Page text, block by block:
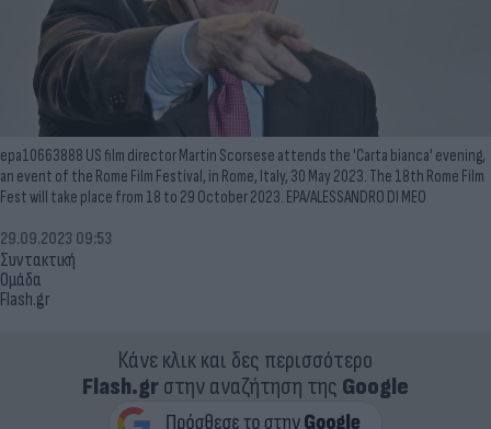
epa10663888 US film director Martin Scorsese attends the 'Carta bianca' evening,
an event of the Rome Film Festival, in Rome, Italy, 30 May 2023. The 18th Rome Film
Fest will take place from 18 to 29 October 2023. EPA/ALESSANDRO DI MEO
Συντακτική
Ομάδα
Flash.gr
29.09.2023 09:53
Κάνε κλικ και δες περισσότερο
Flash.grστην αναζήτηση της Google